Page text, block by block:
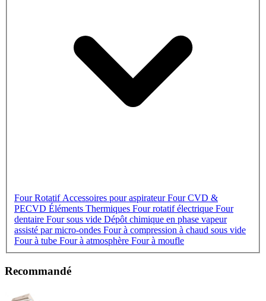
Four RotatifAccessoires pour aspirateurFour CVD &
PECVD Éléments Thermiques Four rotatif électrique Four
dentaire Four sous vide Dépôt chimique en phase vapeur
assisté par micro-ondes Four à compression à chaud sous vide
Four à tube Four à atmosphère Four à moufle
Recommandé